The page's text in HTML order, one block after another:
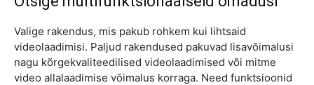
Valige rakendus, mis pakub rohkem kui lihtsaid
videolaadimisi. Paljud rakendused pakuvad lisavõimalusi
nagu kõrgekvaliteedilised videolaadimised või mitme
video allalaadimise võimalus korraga. Need funktsioonid